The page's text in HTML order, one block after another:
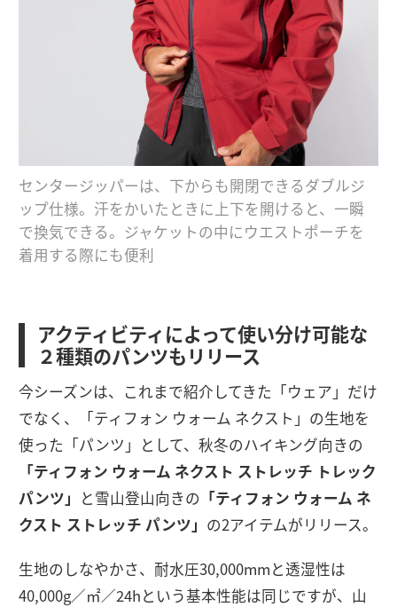
センタージッパーは、下からも開閉できるダブルジ
ップ仕様。汗をかいたときに上下を開けると、一瞬
で換気できる。ジャケットの中にウエストポーチを
着用する際にも便利
アクティビティによって使い分け可能な
２種類のパンツもリリース
今シーズンは、これまで紹介してきた「ウェア」だけ
でなく、「ティフォン ウォーム ネクスト」の生地を
使った「パンツ」として、秋冬のハイキング向きの
「ティフォン ウォーム ネクスト ストレッチ トレック
パンツ」 と雪山登山向きの 「ティフォン ウォーム ネ
クスト ストレッチ パンツ」 の2アイテムがリリース。
生地のしなやかさ、耐水圧30,000mmと透湿性は
40,000g／㎡／24hという基本性能は同じですが、山